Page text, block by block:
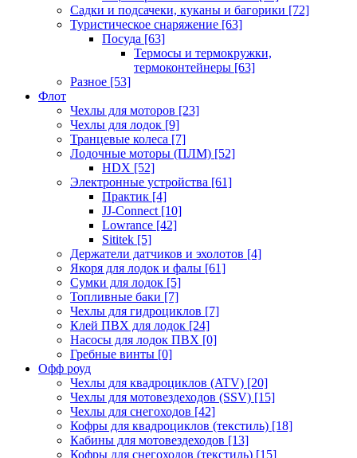
Садки и подсачеки, куканы и багорики [72]
Туристическое снаряжение [63]
Посуда [63]
Термосы и термокружки,
термоконтейнеры [63]
Разное [53]
Флот
Чехлы для моторов [23]
Чехлы для лодок [9]
Транцевые колеса [7]
Лодочные моторы (ПЛМ) [52]
HDX [52]
Электронные устройства [61]
Практик [4]
JJ-Connect [10]
Lowrance [42]
Sititek [5]
Держатели датчиков и эхолотов [4]
Якоря для лодок и фалы [61]
Сумки для лодок [5]
Топливные баки [7]
Чехлы для гидроциклов [7]
Клей ПВХ для лодок [24]
Насосы для лодок ПВХ [0]
Гребные винты [0]
Офф роуд
Чехлы для квадроциклов (ATV) [20]
Чехлы для мотовездеходов (SSV) [15]
Чехлы для снегоходов [42]
Кофры для квадроциклов (текстиль) [18]
Кабины для мотовездеходов [13]
Кофры для снегоходов (текстиль) [15]